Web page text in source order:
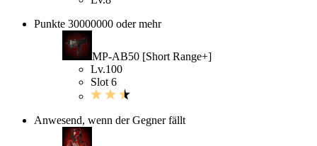
Punkte 30000000 oder mehr
MP-AB50 [Short Range+]
Lv.100
Slot 6
Anwesend, wenn der Gegner fällt